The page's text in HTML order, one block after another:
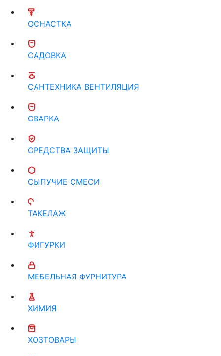
ОСНАСТКА
САДОВКА
САНТЕХНИКА ВЕНТИЛЯЦИЯ
СВАРКА
СРЕДСТВА ЗАЩИТЫ
СЫПУЧИЕ СМЕСИ
ТАКЕЛАЖ
ФИГУРКИ
МЕБЕЛЬНАЯ ФУРНИТУРА
ХИМИЯ
ХОЗТОВАРЫ